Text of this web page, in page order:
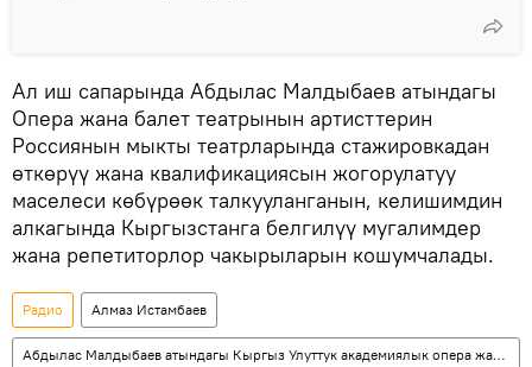
Ал иш сапарында Абдылас Малдыбаев атындагы
Опера жана балет театрынын артисттерин
Россиянын мыкты театрларында стажировкадан
өткөрүү жана квалификациясын жогорулатуу
маселеси көбүрөөк талкууланганын, келишимдин
алкагында Кыргызстанга белгилүү мугалимдер
жана репетиторлор чакырыларын кошумчалады.
Радио Алмаз Истамбаев
Абдылас Малдыбаев атындагы Кыргыз Улуттук академиялык опера жана балет театры